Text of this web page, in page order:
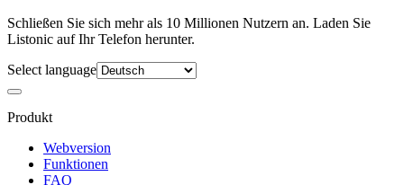
Schließen Sie sich mehr als 10 Millionen Nutzern an. Laden Sie
Listonic auf Ihr Telefon herunter.
Select language
Produkt
Webversion
Funktionen
FAQ